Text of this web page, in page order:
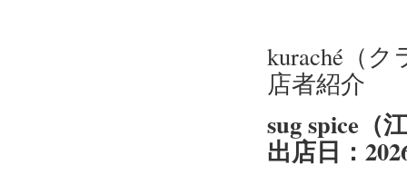
kuraché（
店者紹介
sug spice（
出店日：